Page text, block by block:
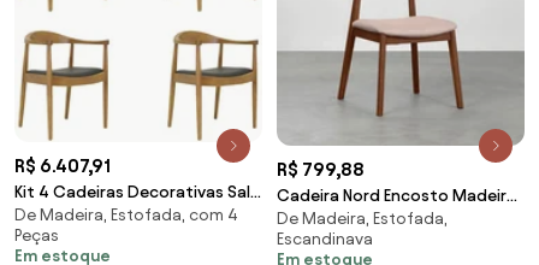
R$ 6.407,91
Kit 4 Cadeiras Decorativas Sala
e Escritório Colonial Madeira
Bege G56 - Gran Belo
De Madeira, Estofada, com 4
Peças
Em estoque
R$ 799,88
Cadeira Nord Encosto Madeira
- Castanho
De Madeira, Estofada,
Escandinava
Em estoque